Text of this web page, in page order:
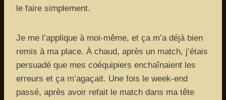
le faire simplement.
Je me l’applique à moi-même, et ça m’a déjà bien
remis à ma place. À chaud, après un match, j’étais
persuadé que mes coéquipiers enchaînaient les
erreurs et ça m’agaçait. Une fois le week-end
passé, après avoir refait le match dans ma tête